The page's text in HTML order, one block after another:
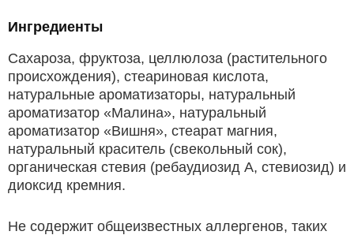
Ингредиенты
Сахароза, фруктоза, целлюлоза (растительного
происхождения), стеариновая кислота,
натуральные ароматизаторы, натуральный
ароматизатор «Малина», натуральный
ароматизатор «Вишня», стеарат магния,
натуральный краситель (свекольный сок),
органическая стевия (ребаудиозид A, стевиозид) и
диоксид кремния.
Не содержит общеизвестных аллергенов, таких